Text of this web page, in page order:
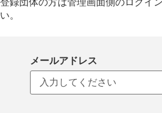
登録団体の方は管理画面側のログイ
い。
メールアドレス